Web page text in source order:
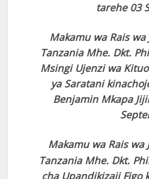
tarehe 03
Makamu wa Rais
Tanzania Mhe. Dkt.
Msingi Ujenzi wa
ya Saratani
Benjamin Mkapa
Makamu wa Rais
Tanzania Mhe. Dkt.
cha Upandikizaji Figo